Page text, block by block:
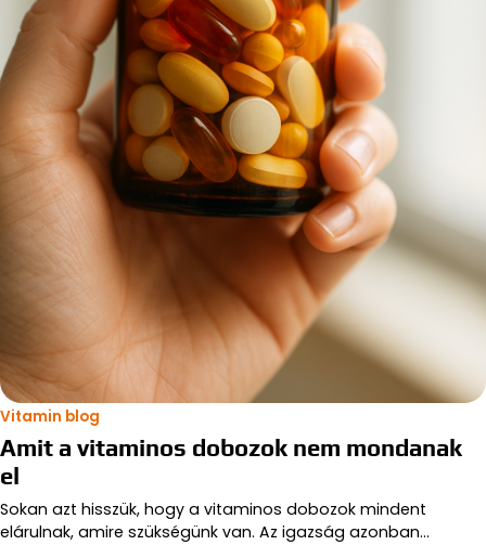
Vitamin blog
Amit a vitaminos dobozok nem mondanak
el
Sokan azt hisszük, hogy a vitaminos dobozok mindent
elárulnak, amire szükségünk van. Az igazság azonban…